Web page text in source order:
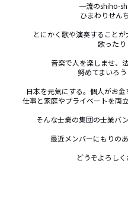
一流のshiho-
ひまわりせん
とにかく歌や演奏すること
歌ったり
音楽で人を楽しませ、
努めてまいろ
日本を元気にする。個人がお
仕事と家庭やプライベートを両
そんな士業の集団の士業バ
最近メンバーにもりの
どうぞよろしく